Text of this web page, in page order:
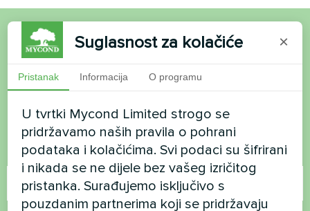
Želite kupiti ili imate
pitanja?
Kontaktirajte nas i mi ćemo vam pomoći
Ime
Suglasnost za kolačiće ×
Pristanak Informacija O programu
U tvrtki Mycond Limited strogo se
pridržavamo naših pravila o pohrani
podataka i kolačićima. Svi podaci su šifrirani
i nikada se ne dijele bez vašeg izričitog
pristanka. Surađujemo isključivo s
pouzdanim partnerima koji se pridržavaju